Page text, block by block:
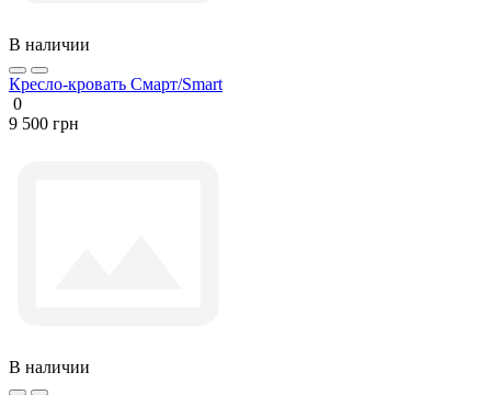
В наличии
Кресло-кровать Смарт/Smart
0
9 500 грн
В наличии